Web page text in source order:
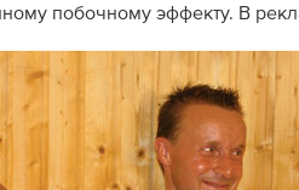
побочному эффекту. В